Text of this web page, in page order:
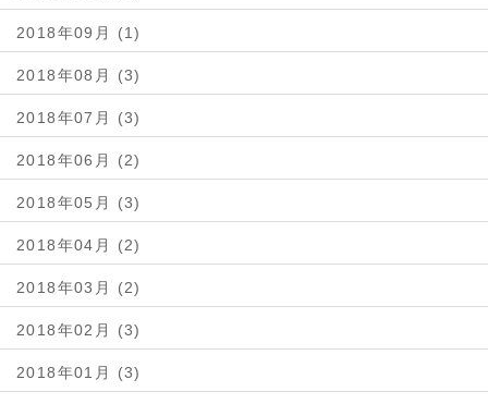
2018年09月 (1)
2018年08月 (3)
2018年07月 (3)
2018年06月 (2)
2018年05月 (3)
2018年04月 (2)
2018年03月 (2)
2018年02月 (3)
2018年01月 (3)